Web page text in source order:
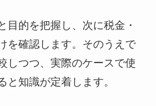
目的を把握し、次に税金・
を確認します。そのうえで
しつつ、実際のケースで使
と知識が定着します。